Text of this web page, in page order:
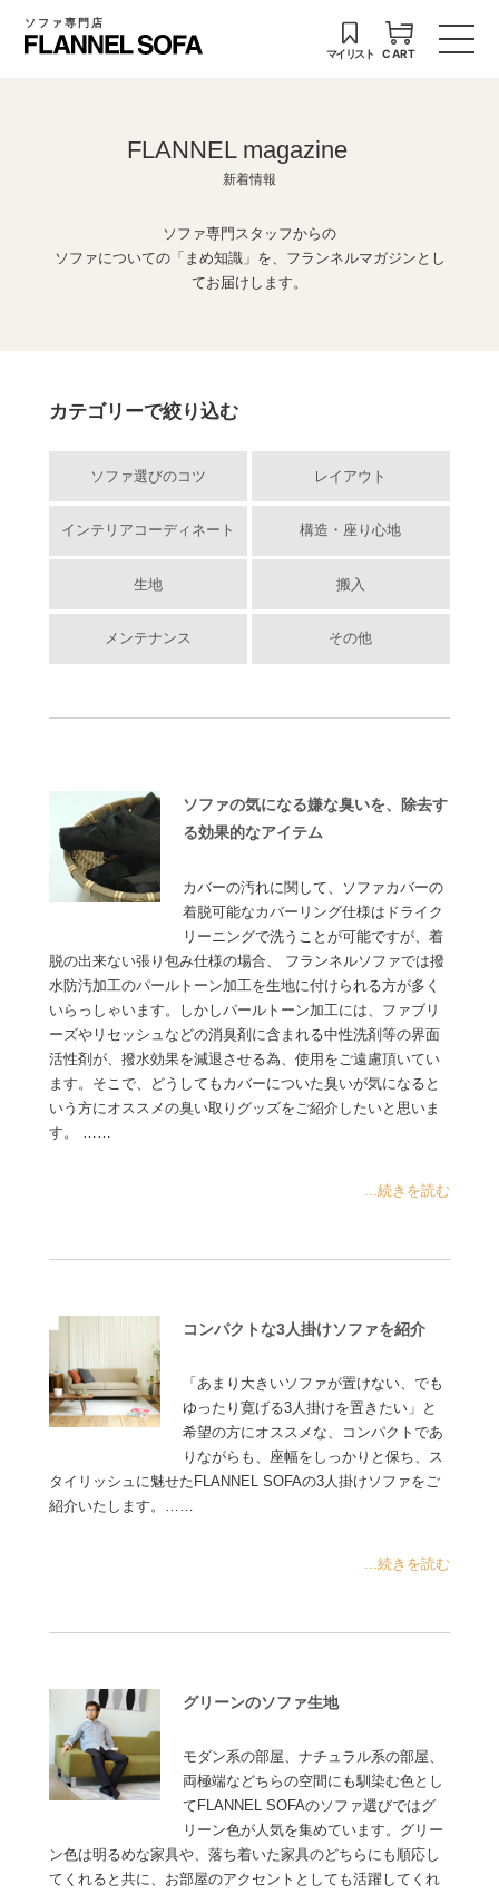
ソファ専門店
マイリスト CART
FLANNEL magazine
新着情報
ソファ専門スタッフからの
ソファについての「まめ知識」を、フランネルマガジンとし
てお届けします。
カテゴリーで絞り込む
ソファ選びのコツ レイアウト
インテリアコーディネート 構造・座り心地
生地 搬入
メンテナンス その他
ソファの気になる嫌な臭いを、除去す
る効果的なアイテム
カバーの汚れに関して、ソファカバーの
着脱可能なカバーリング仕様はドライク
リーニングで洗うことが可能ですが、着
脱の出来ない張り包み仕様の場合、 フランネルソファでは撥
水防汚加工のパールトーン加工を生地に付けられる方が多く
いらっしゃいます。しかしパールトーン加工には、ファブリ
ーズやリセッシュなどの消臭剤に含まれる中性洗剤等の界面
活性剤が、撥水効果を減退させる為、使用をご遠慮頂いてい
ます。そこで、どうしてもカバーについた臭いが気になると
いう方にオススメの臭い取りグッズをご紹介したいと思いま
す。 ……
...続きを読む
コンパクトな3人掛けソファを紹介
「あまり大きいソファが置けない、でも
ゆったり寛げる3人掛けを置きたい」と
希望の方にオススメな、コンパクトであ
りながらも、座幅をしっかりと保ち、ス
タイリッシュに魅せたFLANNEL SOFAの3人掛けソファをご
紹介いたします。……
...続きを読む
グリーンのソファ生地
モダン系の部屋、ナチュラル系の部屋、
両極端などちらの空間にも馴染む色とし
てFLANNEL SOFAのソファ選びではグ
リーン色が人気を集めています。グリー
ン色は明るめな家具や、落ち着いた家具のどちらにも順応し
てくれると共に、お部屋のアクセントとしても活躍してくれ